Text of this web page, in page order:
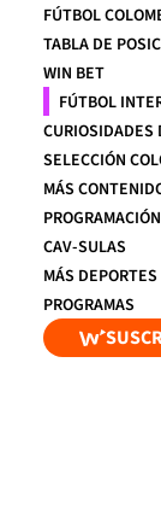
FÚTBOL
TABLA DE
WIN BET
FÚTBOL
CURIOSIDADES
SELECCIÓN
MÁS
PROGRAMACIÓN
CAV-SULAS
MÁS DEPORTES
PROGRAMAS